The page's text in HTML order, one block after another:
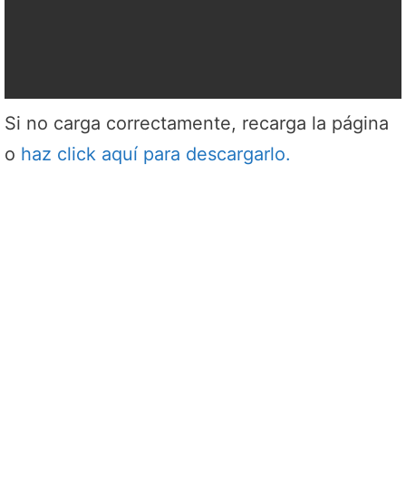
Si no carga correctamente, recarga la página
o haz click aquí para descargarlo.